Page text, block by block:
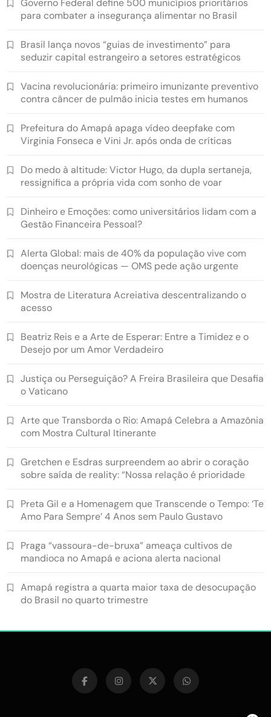
Governo Federal define 500 municípios prioritários
para combater a insegurança alimentar no Brasil
Brasil lança novos “guias de investimento” para
seduzir capital estrangeiro a setores estratégicos
Vacina revolucionária: primeiro imunizante preventivo
contra câncer de pulmão inicia testes em humanos
Prefeitura do Amapá apaga vídeo deepfake com
Virginia Fonseca e Vini Jr. após onda de críticas
Do medo à altitude: Victor Hugo, da dupla sertaneja,
ressignifica a própria vida com sonho de voar
Dinheiro e Emoções: como universitários lidam com a
Gestão Financeira Pessoal?
Alerta Global: mais de 40% da população vive com
doenças neurológicas — OMS pede ação urgente
Mostra de Literatura Acreiativa descentralizando o
acesso
Beatriz Reis e a Arte de Esperar: Entre a Timidez e o
Desejo por um Amor Verdadeiro
Justiça ou Perseguição? A Freira Brasileira que Desafia
o Vaticano
Arte que Transborda o Rio: Amapá Celebra a Amazônia
com Mostra Cultural Itinerante
Gretchen e Esdras surpreendem ao abrir o coração
sobre saída de reality: “Nossa relação é prioridade
Preta Gil e a Homenagem que Transcende o Tempo: ‘Te
Amo Para Sempre’ 4 Anos sem Paulo Gustavo
Praga “vassoura-de-bruxa” ameaça cultivos de
mandioca no Amapá e aciona alerta nacional
Amapá registra a quarta maior taxa de desocupação
do Brasil no quarto trimestre